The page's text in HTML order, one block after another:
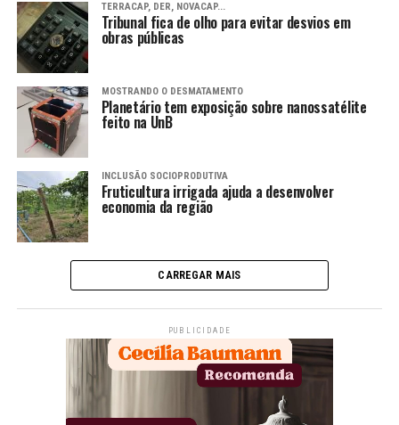
TERRACAP, DER, NOVACAP...
Tribunal fica de olho para evitar desvios em
obras públicas
MOSTRANDO O DESMATAMENTO
Planetário tem exposição sobre nanossatélite
feito na UnB
INCLUSÃO SOCIOPRODUTIVA
Fruticultura irrigada ajuda a desenvolver
economia da região
CARREGAR MAIS
PUBLICIDADE